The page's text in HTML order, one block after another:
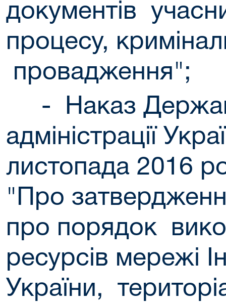
документів
процесу,
провадження";
- Наказ
адміністрації
листопада 2016
"Про
про порядок
ресурсів мережі
України,